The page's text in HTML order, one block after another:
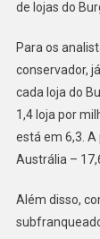
de lojas do
Para os
conservador,
cada loja do
1,4 loja por
está em 6,3. A
Austrália –
Além disso,